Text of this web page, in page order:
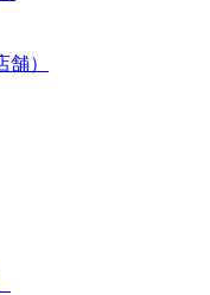
）